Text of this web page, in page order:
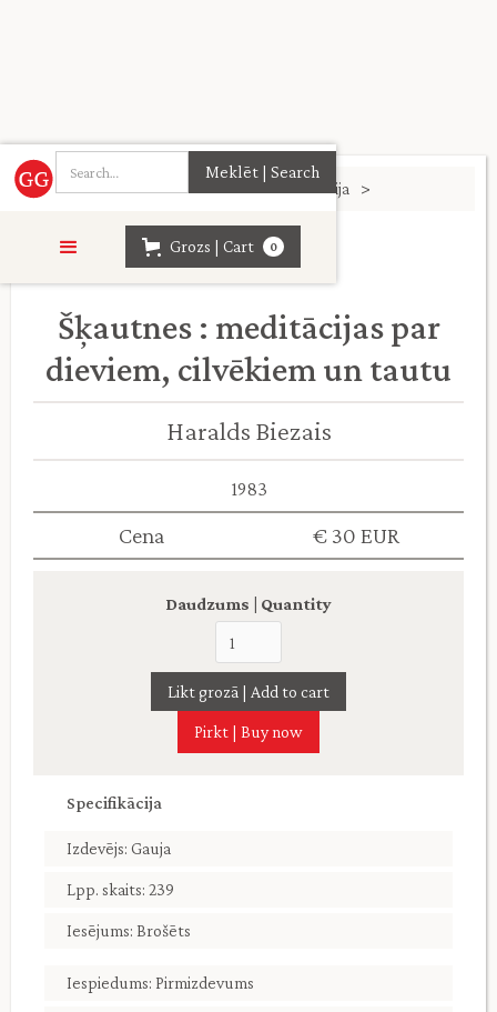
Grozs | Cart 0
Sākumlapa > Filozofija. Reliģija. Teoloģija >
Šķautnes : meditācijas par
dieviem, cilvēkiem un tautu
Haralds Biezais
1983
Cena € 30 EUR
Daudzums | Quantity
Pirkt | Buy now
Specifikācija
Izdevējs: Gauja
Lpp. skaits: 239
Iesējums: Brošēts
Iespiedums: Pirmizdevums